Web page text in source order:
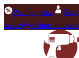
Распродажа